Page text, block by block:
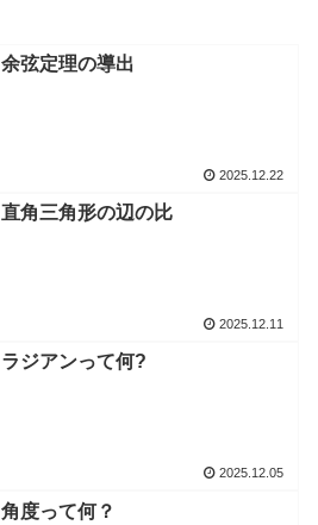
余弦定理の導出
2025.12.22
直角三角形の辺の比
2025.12.11
ラジアンって何?
2025.12.05
角度って何？